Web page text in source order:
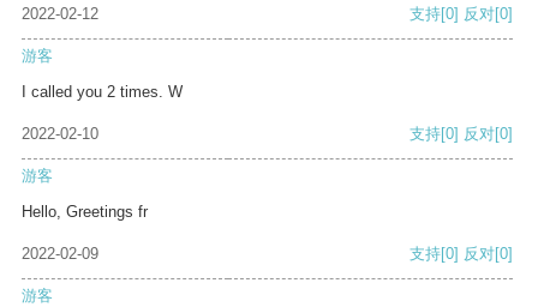
2022-02-12 支持[0] 反对[0]
游客
I called you 2 times. W
2022-02-10 支持[0] 反对[0]
游客
Hello, Greetings fr
2022-02-09 支持[0] 反对[0]
游客